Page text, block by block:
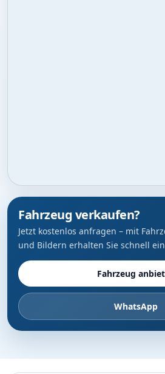
Fahrzeug verkaufen?
Jetzt kostenlos anfragen – mit
und Bildern erhalten Sie schnell
Fahrzeug
WhatsApp